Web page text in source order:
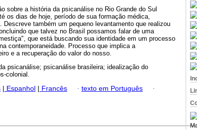
sobre a história da psicanálise no Rio Grande do Sul
os dias de hoje, período de sua formação médica,
também um pequeno levantamento que realizou
que talvez no Brasil possamos falar de uma
que está buscando sua identidade em um processo
contemporaneidade. Processo que implica a
e a recuperação do valor do nosso.
psicanálise; psicanálise brasileira; idealização do
colonial.
| Espanhol | Francês · texto em Português
·